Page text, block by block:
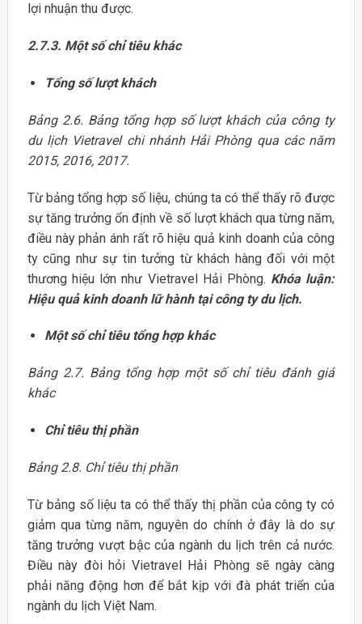
lợi nhuận thu được.
2.7.3. Một số chỉ tiêu khác
Tổng số lượt khách
Bảng 2.6. Bảng tổng hợp số lượt khách của công ty
du lịch Vietravel chi nhánh Hải Phòng qua các năm
2015, 2016, 2017.
Từ bảng tổng hợp số liệu, chúng ta có thể thấy rõ được
sự tăng trưởng ổn định về số lượt khách qua từng năm,
điều này phản ánh rất rõ hiệu quả kinh doanh của công
ty cũng như sự tin tưởng từ khách hàng đối với một
thương hiệu lớn như Vietravel Hải Phòng. Khóa luận:
Hiệu quả kinh doanh lữ hành tại công ty du lịch.
Một số chỉ tiêu tổng hợp khác
Bảng 2.7. Bảng tổng hợp một số chỉ tiêu đánh giá
khác
Chỉ tiêu thị phần
Bảng 2.8. Chỉ tiêu thị phần
Từ bảng số liệu ta có thể thấy thị phần của công ty có
giảm qua từng năm, nguyên do chính ở đây là do sự
tăng trưởng vượt bậc của ngành du lịch trên cả nước.
Điều này đòi hỏi Vietravel Hải Phòng sẽ ngày càng
phải năng động hơn để bắt kịp với đà phát triển của
ngành du lịch Việt Nam.